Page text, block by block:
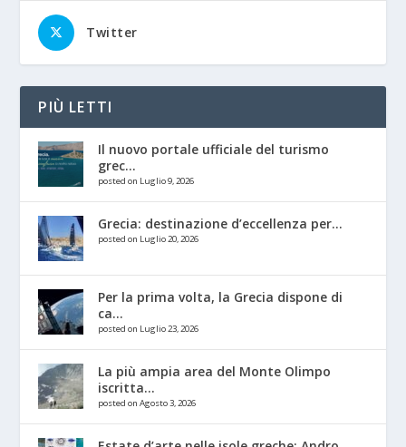
Twitter
PIÙ LETTI
Il nuovo portale ufficiale del turismo
grec...
posted on Luglio 9, 2026
Grecia: destinazione d’eccellenza per...
posted on Luglio 20, 2026
Per la prima volta, la Grecia dispone di
ca...
posted on Luglio 23, 2026
La più ampia area del Monte Olimpo
iscritta...
posted on Agosto 3, 2026